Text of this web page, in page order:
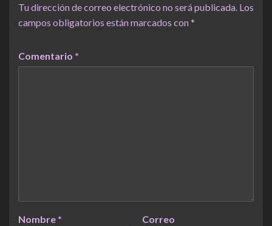
Tu dirección de correo electrónico no será publicada. Los
campos obligatorios están marcados con*
Comentario *
Nombre *
Correo